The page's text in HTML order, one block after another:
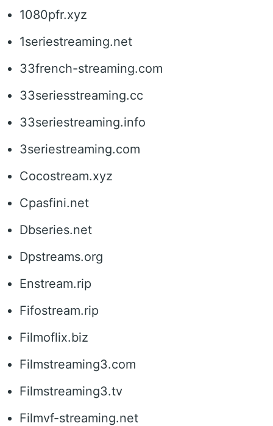
1080pfr.xyz
1seriestreaming.net
33french-streaming.com
33seriesstreaming.cc
33seriestreaming.info
3seriestreaming.com
Cocostream.xyz
Cpasfini.net
Dbseries.net
Dpstreams.org
Enstream.rip
Fifostream.rip
Filmoflix.biz
Filmstreaming3.com
Filmstreaming3.tv
Filmvf-streaming.net